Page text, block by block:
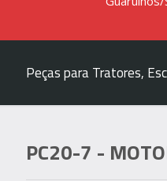
Peças para Tratores,
PC20-7 -